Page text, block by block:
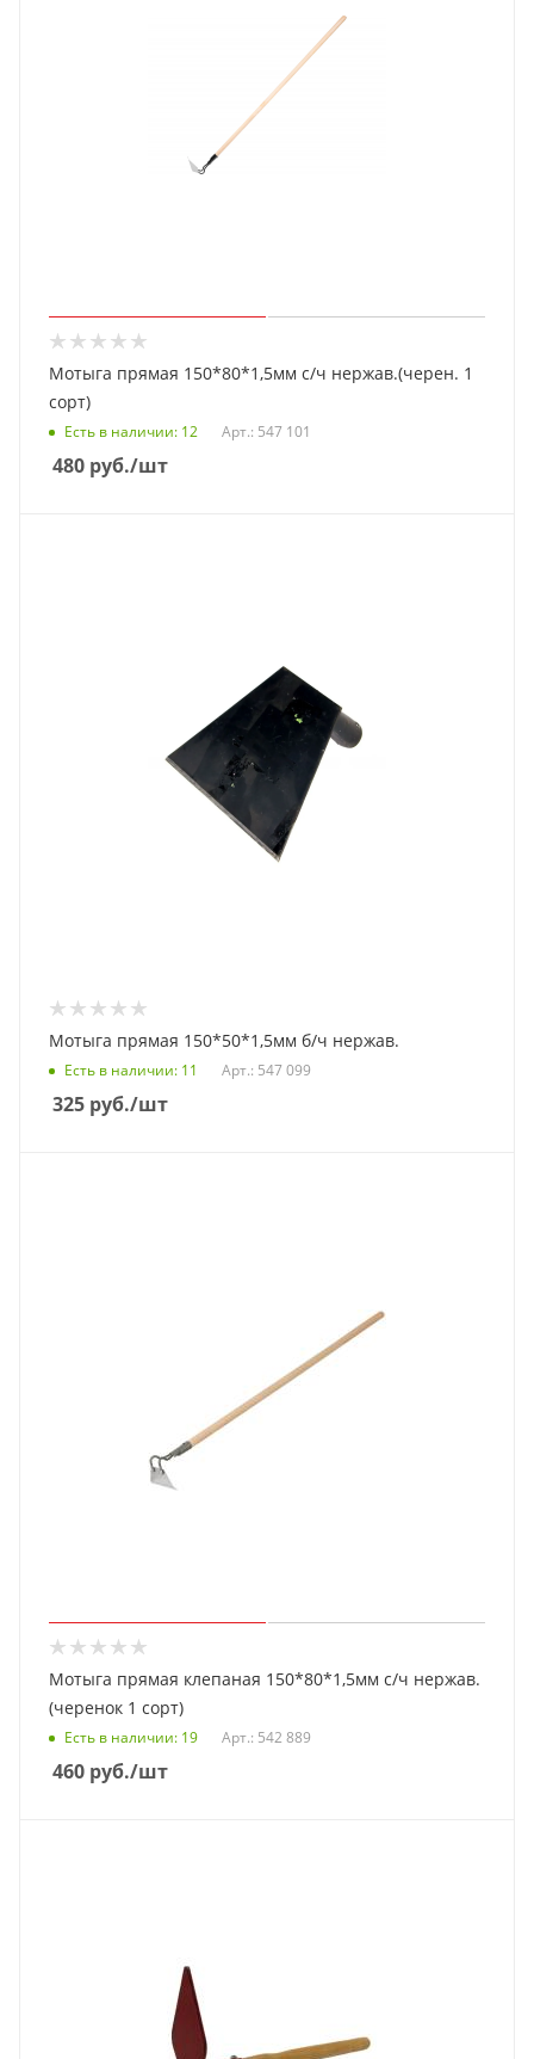
Мотыга прямая 150*80*1,5мм с/ч нержав.(черен. 1
сорт)
Есть в наличии: 12 Арт.: 547 101
480 руб./шт
Мотыга прямая 150*50*1,5мм б/ч нержав.
Есть в наличии: 11 Арт.: 547 099
325 руб./шт
Мотыга прямая клепаная 150*80*1,5мм с/ч нержав.
(черенок 1 сорт)
Есть в наличии: 19 Арт.: 542 889
460 руб./шт